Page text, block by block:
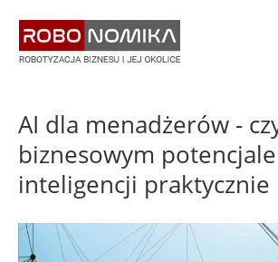
treści
yasne
main
menu
AI dla menadżerów -
biznesowym
inteligencji praktycznie